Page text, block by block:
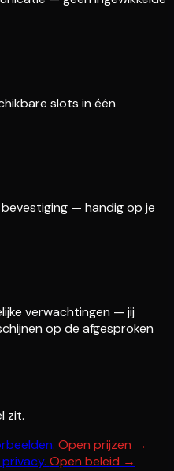
slots in één
— handig op je
verwachtingen — jij
op de afgesproken
zit.
Open prijzen →
Open beleid →